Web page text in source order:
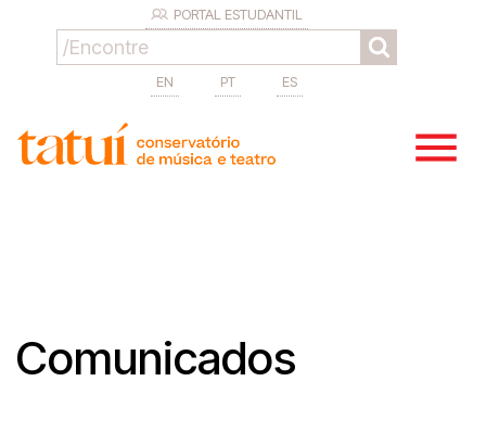
PORTAL ESTUDANTIL
EN PT ES
Comunicados